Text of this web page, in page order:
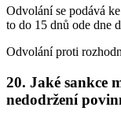
Odvolání se podává
to do 15 dnů ode dne
Odvolání proti
20. Jaké sankce
nedodržení